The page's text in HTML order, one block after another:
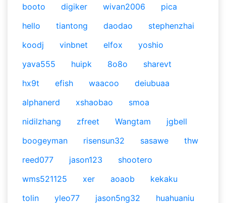
booto
digiker wivan2006
pica
hello
tiantong daodao
stephenzhai
koodj
vinbnet elfox
yoshio
yava555
huipk 8o8o
sharevt
hx9t
efish waacoo
deiubuaa
alphanerd
xshaobao
smoa
nidilzhang
zfreet Wangtam
jgbell
boogeyman
risensun32 sasawe
thw
reed077
jason123
shootero
wms521125
xer aoaob
kekaku
tolin
yleo77 jason5ng32 huahuaniu